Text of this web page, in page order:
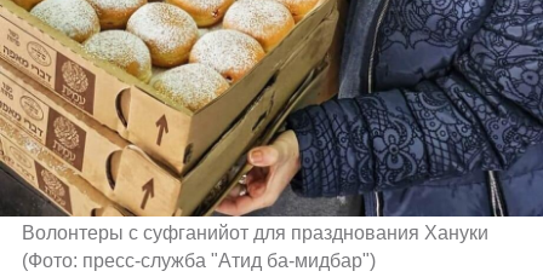
(Фото: пресс-служба "Атид ба-мидбар")